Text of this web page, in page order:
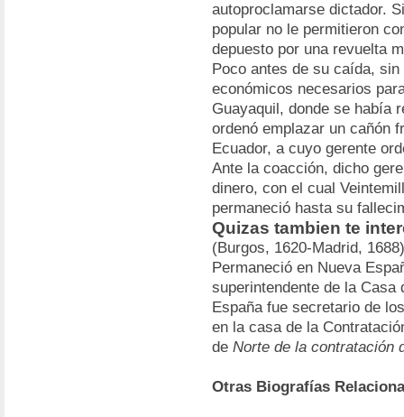
autoproclamarse dictador.
popular no le permitieron
depuesto por una revuelta
Poco antes de su caída,
económicos necesarios
Guayaquil, donde se había
ordenó emplazar un cañón
Ecuador, a cuyo gerente
Ante la coacción, dicho
dinero, con el cual
permaneció hasta su
Quizas tambien te
(Burgos, 1620-Madrid,
Permaneció en Nueva
superintendente de la Casa
España fue secretario de
en la casa de la
de Norte de la contratación
Otras Biografías